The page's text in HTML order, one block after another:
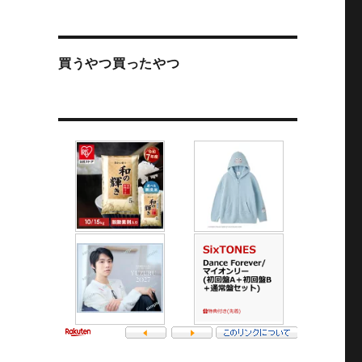
買うやつ買ったやつ